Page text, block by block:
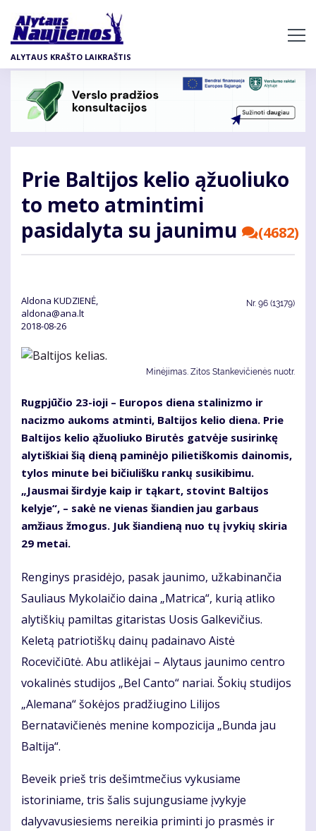
pagrindinį
turinį
ALYTAUS KRAŠTO LAIKRAŠTIS
Prie Baltijos kelio ąžuoliuko
to meto atmintimi
pasidalyta su jaunimu
(4682)
Aldona KUDZIENĖ,
aldona@ana.lt
2018-08-26
Nr. 96 (13179)
Minėjimas. Zitos Stankevičienės nuotr.
Rugpjūčio 23-ioji – Europos diena stalinizmo ir
nacizmo aukoms atminti, Baltijos kelio diena. Prie
Baltijos kelio ąžuoliuko Birutės gatvėje susirinkę
alytiškiai šią dieną paminėjo pilietiškomis dainomis,
tylos minute bei bičiulišku rankų susikibimu.
„Jausmai širdyje kaip ir tąkart, stovint Baltijos
kelyje“, – sakė ne vienas šiandien jau garbaus
amžiaus žmogus. Juk šiandieną nuo tų įvykių skiria
29 metai.
Renginys prasidėjo, pasak jaunimo, užkabinančia
Sauliaus Mykolaičio daina „Matrica“, kurią atliko
alytiškių pamiltas gitaristas Uosis Galkevičius.
Keletą patriotiškų dainų padainavo Aistė
Rocevičiūtė. Abu atlikėjai – Alytaus jaunimo centro
vokalinės studijos „Bel Canto“ nariai. Šokių studijos
„Alemana“ šokėjos pradžiugino Lilijos
Bernatavičienės menine kompozicija „Bunda jau
Baltija“.
Beveik prieš tris dešimtmečius vykusiame
istoriniame, tris šalis sujungusiame įvykyje
dalyvavusiesiems nereikia priminti jo prasmės ir